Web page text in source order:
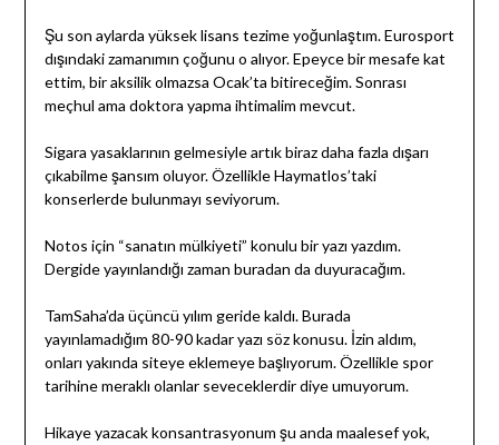
Şu son aylarda yüksek lisans tezime yoğunlaştım. Eurosport
dışındaki zamanımın çoğunu o alıyor. Epeyce bir mesafe kat
ettim, bir aksilik olmazsa Ocak’ta bitireceğim. Sonrası
meçhul ama doktora yapma ihtimalim mevcut.
Sigara yasaklarının gelmesiyle artık biraz daha fazla dışarı
çıkabilme şansım oluyor. Özellikle Haymatlos’taki
konserlerde bulunmayı seviyorum.
Notos için “sanatın mülkiyeti” konulu bir yazı yazdım.
Dergide yayınlandığı zaman buradan da duyuracağım.
TamSaha’da üçüncü yılım geride kaldı. Burada
yayınlamadığım 80-90 kadar yazı söz konusu. İzin aldım,
onları yakında siteye eklemeye başlıyorum. Özellikle spor
tarihine meraklı olanlar seveceklerdir diye umuyorum.
Hikaye yazacak konsantrasyonum şu anda maalesef yok,